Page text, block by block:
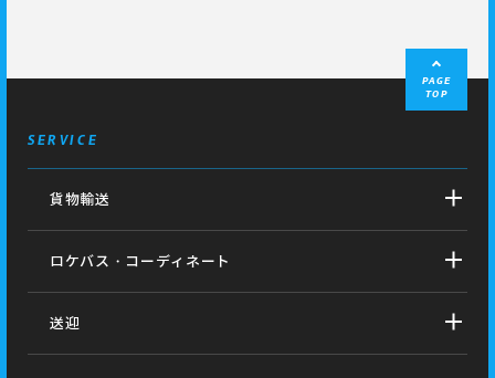
PAGE
TOP
SERVICE
貨物輸送
ロケバス・コーディネート
送迎